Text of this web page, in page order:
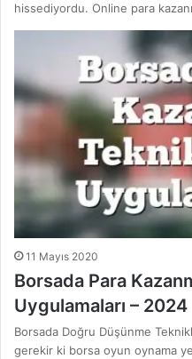
hissediyordu. Online para
11 Mayıs 2020
Borsada Para
Uygulamaları – 2024
Borsada Doğru Düşünme
gerekir ki borsa oyun oynama